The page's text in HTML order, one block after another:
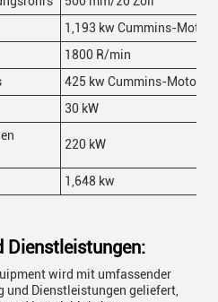
1,193 kw Cummins-Motor
1800 R/min
425 kw Cummins-Motor
30 kW
220 kW
1,648 kw
Dienstleistungen:
wird mit umfassender
und Dienstleistungen geliefert,